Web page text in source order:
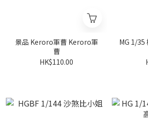
景品 Keroro軍曹 Keroro軍
曹
HK$110.00
MG 1/35